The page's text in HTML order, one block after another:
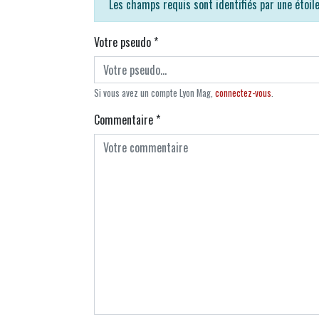
Les champs requis sont identifiés par une
Votre pseudo*
Si vous avez un compte Lyon Mag, connectez-vous.
Commentaire*